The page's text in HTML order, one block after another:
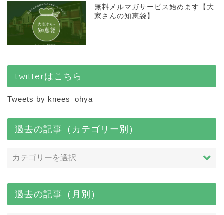
無料メルマガサービス始めます【大
家さんの知恵袋】
twitterはこちら
Tweets by knees_ohya
過去の記事（カテゴリー別）
過去の記事（月別）